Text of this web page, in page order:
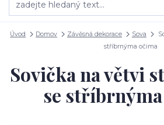
Úvod Domov Závěsná dekorace Sova
stříbrnýma očima
Sovička na větvi
se